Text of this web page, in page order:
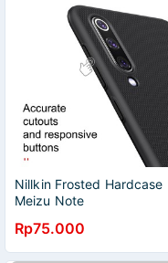
Nillkin Frosted Hardcase
Meizu Note
Rp75.000